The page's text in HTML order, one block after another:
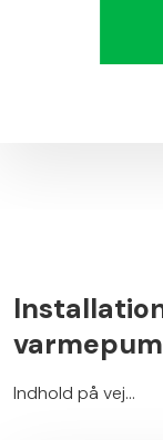
Indhold på vej...​